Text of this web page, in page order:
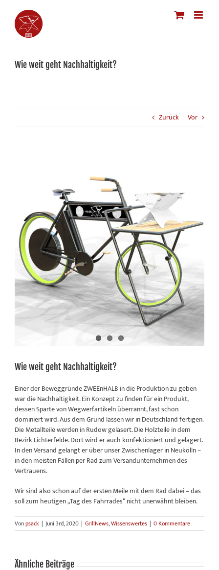
Inhalt
springen
Wie weit geht Nachhaltigkeit?
Zurück Vor
Wie weit geht Nachhaltigkeit?
Einer der Beweggründe ZWEEnHALB in die Produktion zu geben
war die Nachhaltigkeit. Ein Konzept zu finden für ein Produkt,
dessen Sparte von Wegwerfartikeln überrannt, fast schon
dominiert wird. Aus dem Grund lassen wir in Deutschland fertigen.
Die Metallteile werden in Rudow gelasert. Die Holzteile in dem
Bezirk Lichterfelde. Dort wird er auch konfektioniert und gelagert.
In den Versand gelangt er über unser Zwischenlager in Neukölln –
in den meisten Fällen per Rad zum Versandunternehmen des
Vertrauens.
Wir sind also schon auf der ersten Meile mit dem Rad dabei – das
soll zum heutigen „Tag des Fahrrades“ nicht unerwähnt bleiben.
Vonpsack | Juni 3rd, 2020 | GrillNews,Wissenswertes | 0 Kommentare
Ähnliche Beiträge